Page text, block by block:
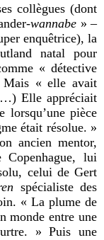
collègues (dont
wannabe » –
enquêtrice), la
natal pour
« détective
« elle avait
Elle appréciait
lorsqu’une pièce
était résolue. »
ancien mentor,
lui
celui de Gert
spécialiste des
« La plume de
monde entre une
» Puis une